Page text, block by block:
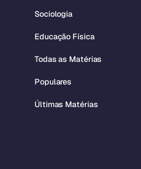
Sociologia
Educação Física
Todas as Matérias
Populares
Últimas Matérias